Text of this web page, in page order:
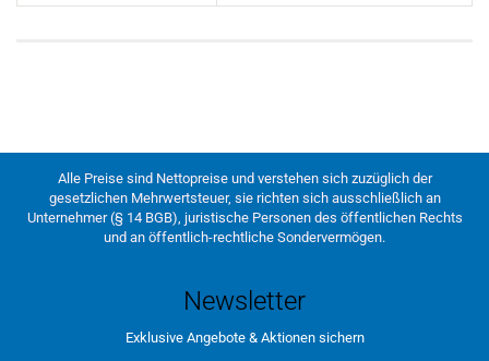
Alle Preise sind Nettopreise und verstehen sich zuzüglich der
gesetzlichen Mehrwertsteuer, sie richten sich ausschließlich an
Unternehmer (§ 14 BGB), juristische Personen des öffentlichen Rechts
und an öffentlich-rechtliche Sondervermögen.
Newsletter
Exklusive Angebote & Aktionen sichern